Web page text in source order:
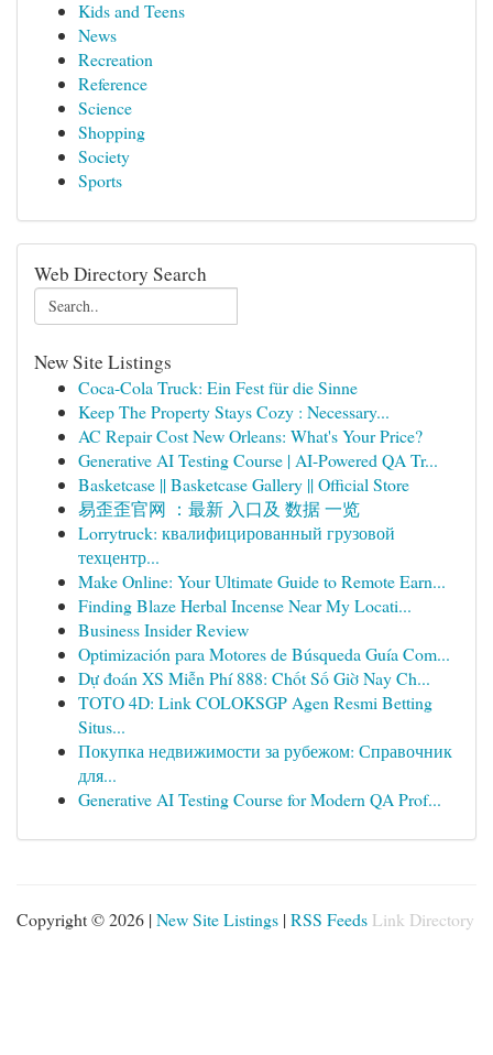
Kids and Teens
News
Recreation
Reference
Science
Shopping
Society
Sports
Web Directory Search
New Site Listings
Coca-Cola Truck: Ein Fest für die Sinne
Keep The Property Stays Cozy : Necessary...
AC Repair Cost New Orleans: What's Your Price?
Generative AI Testing Course | AI-Powered QA Tr...
Basketcase || Basketcase Gallery || Official Store
易歪歪官网 ：最新 入口及 数据 一览
Lorrytruck: квалифицированный грузовой
техцентр...
Make Online: Your Ultimate Guide to Remote Earn...
Finding Blaze Herbal Incense Near My Locati...
Business Insider Review
Optimización para Motores de Búsqueda Guía Com...
Dự đoán XS Miễn Phí 888: Chốt Số Giờ Nay Ch...
TOTO 4D: Link COLOKSGP Agen Resmi Betting
Situs...
Покупка недвижимости за рубежом: Справочник
для...
Generative AI Testing Course for Modern QA Prof...
Copyright © 2026 | New Site Listings | RSS Feeds Link Directory